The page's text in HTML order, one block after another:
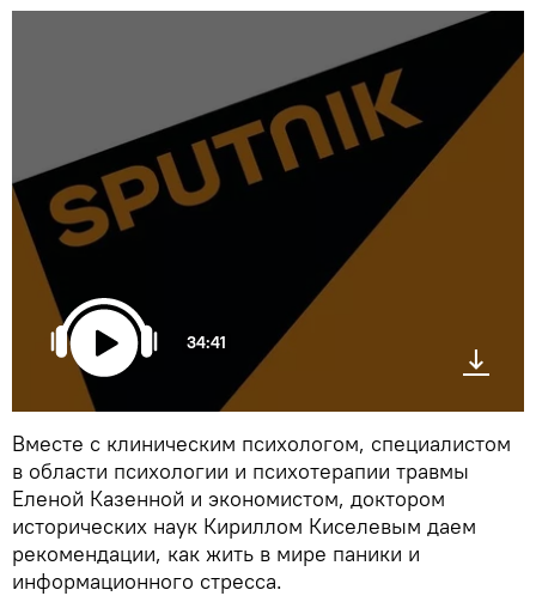
34:41
Вместе с клиническим психологом, специалистом
в области психологии и психотерапии травмы
Еленой Казенной и экономистом, доктором
исторических наук Кириллом Киселевым даем
рекомендации, как жить в мире паники и
информационного стресса.